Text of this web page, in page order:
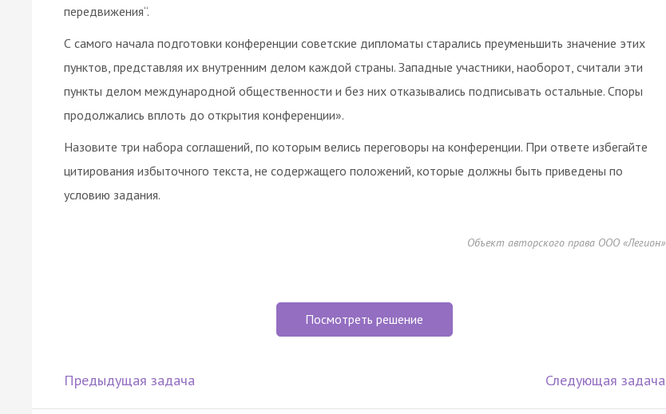
передвижения“.
С самого начала подготовки конференции советские дипломаты старались преуменьшить значение этих
пунктов, представляя их внутренним делом каждой страны. Западные участники, наоборот, считали эти
пункты делом международной общественности и без них отказывались подписывать остальные. Споры
продолжались вплоть до открытия конференции».
Назовите три набора соглашений, по которым велись переговоры на конференции. При ответе избегайте
цитирования избыточного текста, не содержащего положений, которые должны быть приведены по
условию задания.
Объект авторского права ООО «Легион»
Посмотреть решение
Предыдущая задача Следующая задача